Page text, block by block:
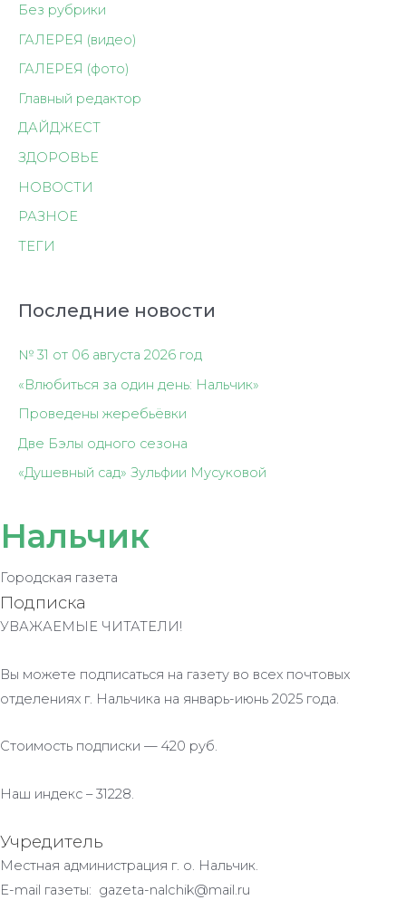
Без рубрики
ГАЛЕРЕЯ (видео)
ГАЛЕРЕЯ (фото)
Главный редактор
ДАЙДЖЕСТ
ЗДОРОВЬЕ
НОВОСТИ
РАЗНОЕ
ТЕГИ
Последние новости
№ 31 от 06 августа 2026 год
«Влюбиться за один день: Нальчик»
Проведены жеребьёвки
Две Бэлы одного сезона
«Душевный сад» Зульфии Мусуковой
Нальчик
Городская газета
Подписка
УВАЖАЕМЫЕ ЧИТАТЕЛИ!
Вы можете подписаться на газету во всех почтовых
отделениях г. Нальчика на январь-июнь 2025 года.
Стоимость подписки — 420 руб.
Наш индекс – 31228.
Учредитель
Местная администрация г. о. Нальчик.
E-mail газеты: gazeta-nalchik@mail.ru